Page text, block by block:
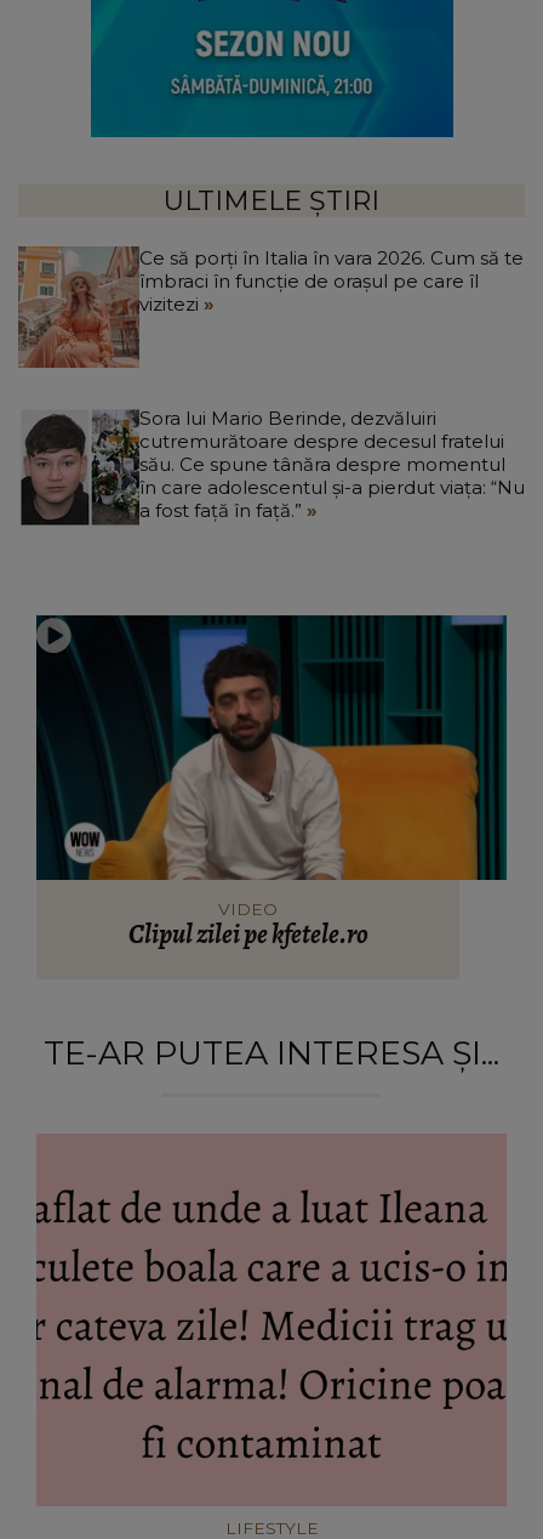
ULTIMELE ȘTIRI
Ce să porți în Italia în vara 2026. Cum să te
îmbraci în funcție de orașul pe care îl
vizitezi
Sora lui Mario Berinde, dezvăluiri
cutremurătoare despre decesul fratelui
său. Ce spune tânăra despre momentul
în care adolescentul și-a pierdut viața: “Nu
a fost față în față.”
VIDEO
Clipul zilei pe kfetele.ro
TE-AR PUTEA INTERESA ȘI...
LIFESTYLE